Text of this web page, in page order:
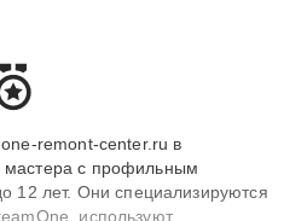
remont-center.ru в
мастера с профильным
12 лет. Они специализируются
используют